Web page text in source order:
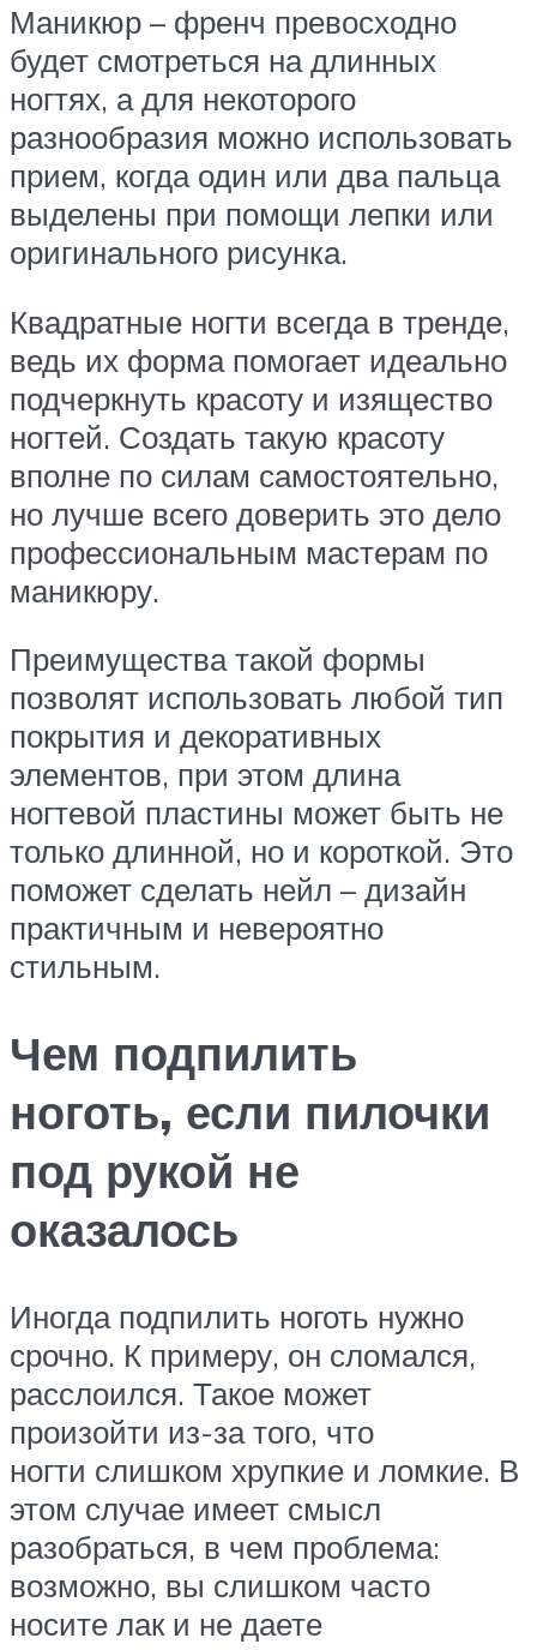
Маникюр – френч превосходно
будет смотреться на длинных
ногтях, а для некоторого
разнообразия можно использовать
прием, когда один или два пальца
выделены при помощи лепки или
оригинального рисунка.
Квадратные ногти всегда в тренде,
ведь их форма помогает идеально
подчеркнуть красоту и изящество
ногтей. Создать такую красоту
вполне по силам самостоятельно,
но лучше всего доверить это дело
профессиональным мастерам по
маникюру.
Преимущества такой формы
позволят использовать любой тип
покрытия и декоративных
элементов, при этом длина
ногтевой пластины может быть не
только длинной, но и короткой. Это
поможет сделать нейл – дизайн
практичным и невероятно
стильным.
Чем подпилить
ноготь, если пилочки
под рукой не
оказалось
Иногда подпилить ноготь нужно
срочно. К примеру, он сломался,
расслоился. Такое может
произойти из-за того, что
ногти слишком хрупкие и ломкие. В
этом случае имеет смысл
разобраться, в чем проблема:
возможно, вы слишком часто
носите лак и не даете